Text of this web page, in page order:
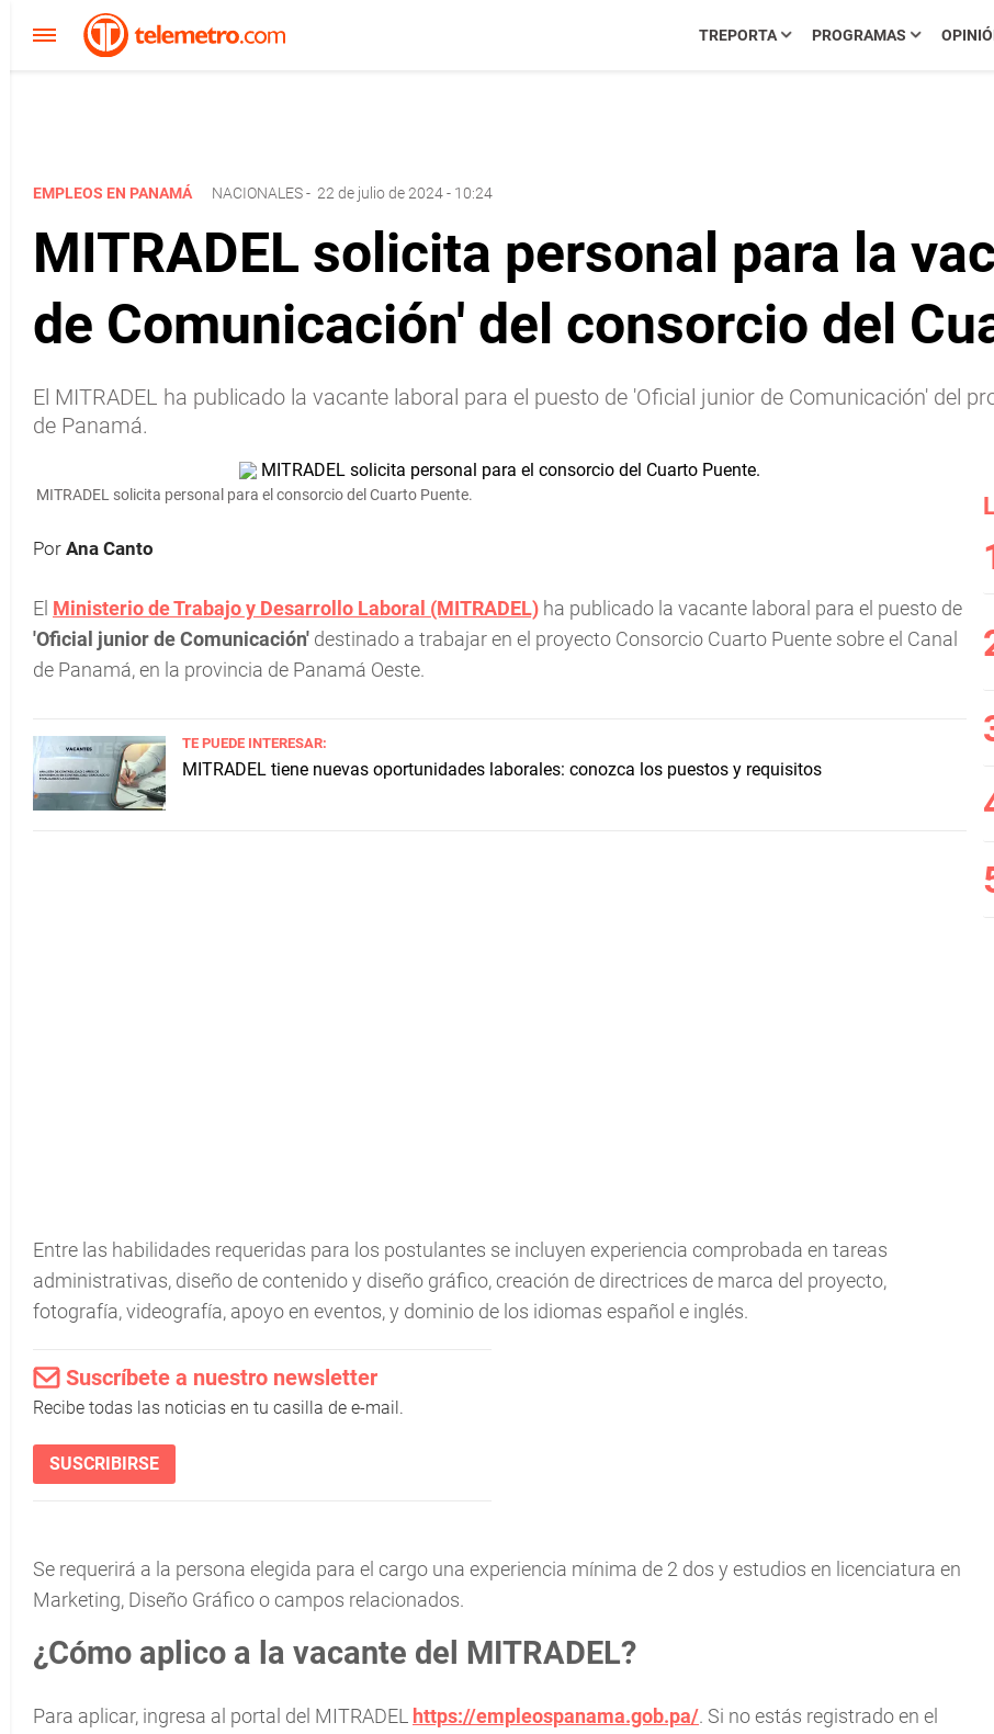
TREPORTA PROGRAMAS
EMPLEOS EN PANAMÁ NACIONALES- 22 de julio de 2024 - 10:24
MITRADEL solicita personal para la
de Comunicación' del consorcio del
El MITRADEL ha publicado la vacante laboral para el puesto de 'Oficial junior de Comunicación' del
de Panamá.
MITRADEL solicita personal para el consorcio del Cuarto Puente.
Por Ana Canto
El Ministerio de Trabajo y Desarrollo Laboral (MITRADEL) ha publicado la vacante laboral para el puesto de
'Oficial junior de Comunicación' destinado a trabajar en el proyecto Consorcio Cuarto Puente sobre el Canal
de Panamá, en la provincia de Panamá Oeste.
TE PUEDE INTERESAR:
MITRADEL tiene nuevas oportunidades laborales: conozca los puestos y requisitos
Entre las habilidades requeridas para los postulantes se incluyen experiencia comprobada en tareas
administrativas, diseño de contenido y diseño gráfico, creación de directrices de marca del proyecto,
fotografía, videografía, apoyo en eventos, y dominio de los idiomas español e inglés.
Suscríbete a nuestro newsletter
Recibe todas las noticias en tu casilla de e-mail.
SUSCRIBIRSE
Se requerirá a la persona elegida para el cargo una experiencia mínima de 2 dos y estudios en licenciatura en
Marketing, Diseño Gráfico o campos relacionados.
¿Cómo aplico a la vacante del MITRADEL?
Para aplicar, ingresa al portal del MITRADEL https://empleospanama.gob.pa/. Si no estás registrado en el